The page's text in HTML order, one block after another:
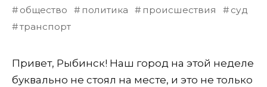
общество
политика происшествия
суд
транспорт
Привет, Рыбинск! Наш город на этой неделе
буквально не стоял на месте, и это не только